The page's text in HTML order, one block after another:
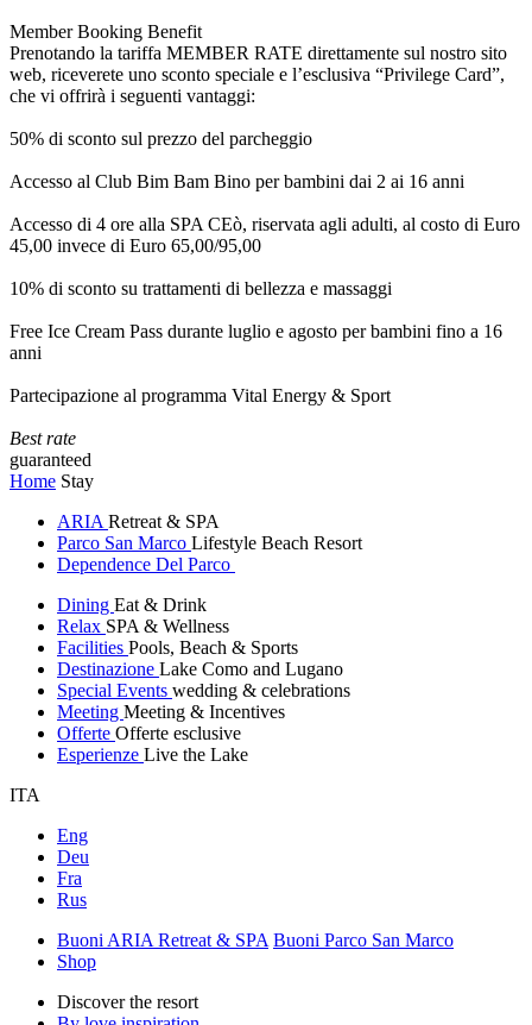
Member Booking Benefit
Prenotando la tariffa MEMBER RATE direttamente sul nostro sito
web, riceverete uno sconto speciale e l’esclusiva “Privilege Card”,
che vi offrirà i seguenti vantaggi:
50% di sconto sul prezzo del parcheggio
Accesso al Club Bim Bam Bino per bambini dai 2 ai 16 anni
Accesso di 4 ore alla SPA CEò, riservata agli adulti, al costo di Euro
45,00 invece di Euro 65,00/95,00
10% di sconto su trattamenti di bellezza e massaggi
Free Ice Cream Pass durante luglio e agosto per bambini fino a 16
anni
Partecipazione al programma Vital Energy & Sport
Best rate
guaranteed
Home Stay
ARIA Retreat & SPA
Parco San Marco Lifestyle Beach Resort
Dependence Del Parco
Dining Eat & Drink
Relax SPA & Wellness
Facilities Pools, Beach & Sports
Destinazione Lake Como and Lugano
Special Events wedding & celebrations
Meeting Meeting & Incentives
Offerte Offerte esclusive
Esperienze Live the Lake
ITA
Eng
Deu
Fra
Rus
Buoni ARIA Retreat & SPA Buoni Parco San Marco
Shop
Discover the resort